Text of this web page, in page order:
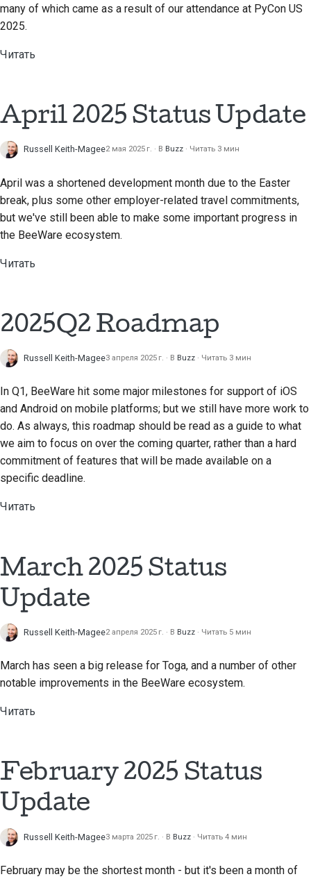
Yкраїнська
Работа из филиала
Написание, запуск и
тестирование кода
Строительная
Написание
документации
Отправка запроса на
извлечение
Предоставление
Отправка новой
проблемы
Предложение новой
запросов на
искусственного
интеллекта
стилю документации
many of which came as a result of our attendance at PyCon US
2025.
Читать
April 2025 Status Update
Russell Keith-Magee2 мая 2025 г. В Buzz Читать 3 мин
April was a shortened development month due to the Easter
break, plus some other employer-related travel commitments,
but we've still been able to make some important progress in
the BeeWare ecosystem.
Читать
2025Q2 Roadmap
Russell Keith-Magee3 апреля 2025 г. В Buzz Читать 3 мин
In Q1, BeeWare hit some major milestones for support of iOS
and Android on mobile platforms; but we still have more work to
do. As always, this roadmap should be read as a guide to what
we aim to focus on over the coming quarter, rather than a hard
commitment of features that will be made available on a
specific deadline.
Читать
March 2025 Status
Update
Russell Keith-Magee2 апреля 2025 г. В Buzz Читать 5 мин
March has seen a big release for Toga, and a number of other
notable improvements in the BeeWare ecosystem.
Читать
February 2025 Status
Update
Russell Keith-Magee3 марта 2025 г. В Buzz Читать 4 мин
February may be the shortest month - but it's been a month of